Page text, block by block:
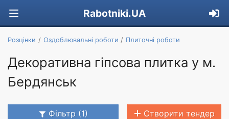
Rabotniki.UA
Розцінки Оздоблювальні роботи Плиточні роботи
Декоративна гіпсова плитка у м.
Бердянськ
Фільтр (1) Створити тендер